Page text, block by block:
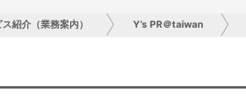
紹介（業務案内） Y’s PR＠taiwan